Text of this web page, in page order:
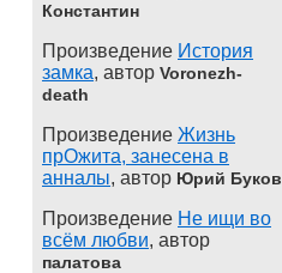
Константин
Произведение История
замка, автор Voronezh-
death
Произведение Жизнь
прОжита, занесена в
анналы, автор Юрий Буков
Произведение Не ищи во
всём любви, автор
палатова